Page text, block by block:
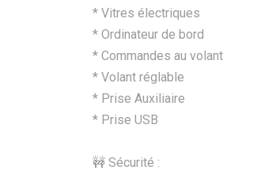
* Vitres électriques
* Ordinateur de bord
* Commandes au volant
* Volant réglable
* Prise Auxiliaire
* Prise USB
🚧 Sécurité :